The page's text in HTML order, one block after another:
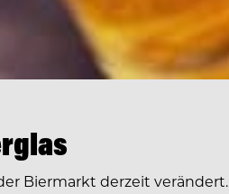
Biermarkt derzeit verändert.